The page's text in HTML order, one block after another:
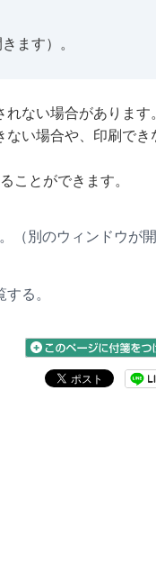
ます）。
ない場合があります
ない場合や、印刷でき
ことができます。
（別のウィンドウが
る。